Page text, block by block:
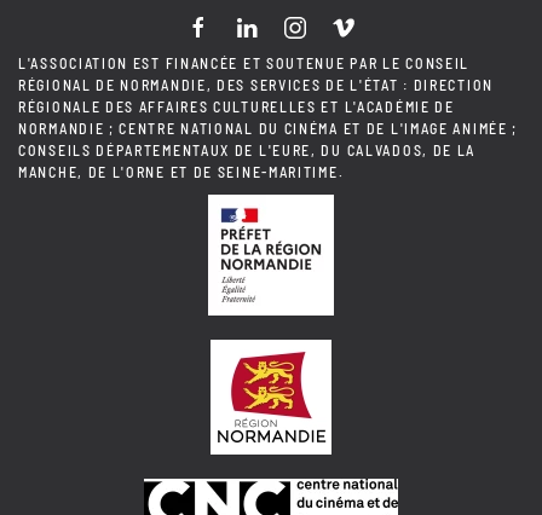
L'ASSOCIATION EST FINANCÉE ET SOUTENUE PAR LE CONSEIL
RÉGIONAL DE NORMANDIE, DES SERVICES DE L'ÉTAT : DIRECTION
RÉGIONALE DES AFFAIRES CULTURELLES ET L'ACADÉMIE DE
NORMANDIE ; CENTRE NATIONAL DU CINÉMA ET DE L'IMAGE ANIMÉE ;
CONSEILS DÉPARTEMENTAUX DE L'EURE, DU CALVADOS, DE LA
MANCHE, DE L'ORNE ET DE SEINE-MARITIME.